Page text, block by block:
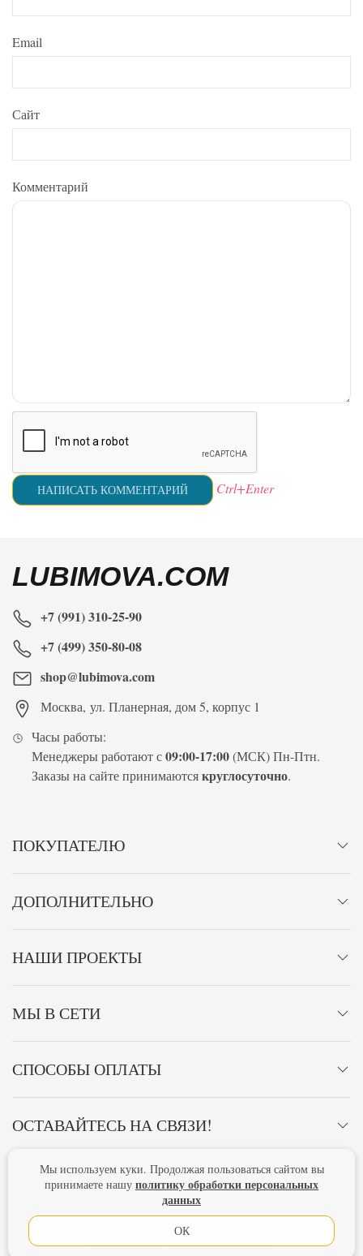
Email
Сайт
Комментарий
Ctrl+Enter
LUBIMOVA.COM
+7 (991) 310-25-90
+7 (499) 350-80-08
shop@lubimova.com
Москва, ул. Планерная, дом 5, корпус 1
Часы работы:
Менеджеры работают с09:00-17:00(МСК) Пн-Птн.
Заказы на сайте принимаютсякруглосуточно.
ПОКУПАТЕЛЮ
ДОПОЛНИТЕЛЬНО
НАШИ ПРОЕКТЫ
МЫ В СЕТИ
СПОСОБЫ ОПЛАТЫ
ОСТАВАЙТЕСЬ НА СВЯЗИ!
Главная Политика конфиденциальности
Оферта
Новости
Мы используем куки. Продолжая пользоваться сайтом вы
принимаете нашу политику обработки персональных
данных
ОК